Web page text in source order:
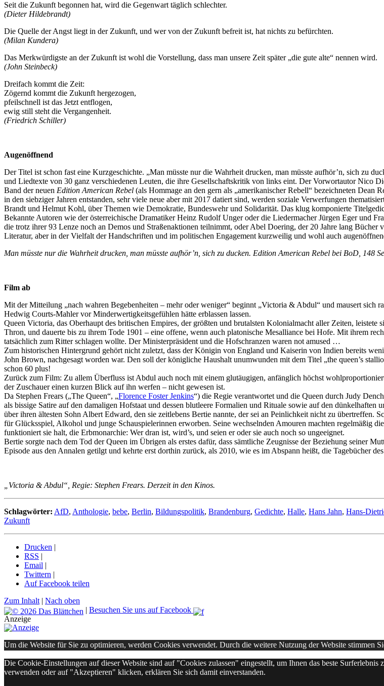
Seit die Zukunft begonnen hat, wird die Gegenwart täglich schlechter.
(Dieter Hildebrandt)
Die Quelle der Angst liegt in der Zukunft, und wer von der Zukunft befreit ist, hat nichts zu befürchten.
(Milan Kundera)
Das Merkwürdigste an der Zukunft ist wohl die Vorstellung, dass man unsere Zeit später „die gute alte“ nennen wird.
(John Steinbeck)
Dreifach kommt die Zeit:
Zögernd kommt die Zukunft hergezogen,
pfeilschnell ist das Jetzt entflogen,
ewig still steht die Vergangenheit.
(Friedrich Schiller)
Augenöffnend
Der Titel ist schon fast eine Kurzgeschichte. „Man müsste nur die Wahrheit drucken, man müsste aufhör’n, sich zu
und Liedtexte von 30 ganz verschiedenen Leuten, die ihre Gesellschaftskritik von links eint. Der Vorwortautor Nico
Band der neuen Edition American Rebel (als Hommage an den gern als „amerikanischer Rebell“ bezeichneten
in den siebziger Jahren entstanden, sehr viele neue aber mit 2017 datiert sind, werden soziale Verwerfungen
Brandt und Helmut Kohl, über Themen wie Demokratie, Bundeswehr und Solidarität. Das klug komponierte
Bekannte Autoren wie der österreichische Dramatiker Heinz Rudolf Unger oder die Liedermacher Jürgen Eger und
die trotz ihrer 93 Lenze noch an Demos und Straßenaktionen teilnimmt, oder Abel Doering, der 20 Jahre lang Bücher
Literatur, aber in der Vielfalt der Handschriften und im politischen Engagement kurzweilig und wohl auch
Man müsste nur die Wahrheit drucken, man müsste aufhör’n, sich zu ducken. Edition American Rebel bei BoD, 148
Film ab
Mit der Mitteilung „nach wahren Begebenheiten – mehr oder weniger“ beginnt „Victoria & Abdul“ und mausert sich
Hedwig Courts-Mahler vor Minderwertigkeitsgefühlen hätte erblassen lassen.
Queen Victoria, das Oberhaupt des britischen Empires, der größten und brutalsten Kolonialmacht aller Zeiten, leistete
Thron, und dauerte bis zu ihrem Tode 1901 – eine offene, wenn auch platonische Mesalliance bei Hofe. Mit ihrem
tatsächlich zum Ritter schlagen wollte. Der Ministerpräsident und die Hofschranzen waren not amused …
Zum historischen Hintergrund gehört nicht zuletzt, dass der Königin von England und Kaiserin von Indien bereits
John Brown, nachgesagt worden war. Den soll der königliche Haushalt unumwunden mit dem Titel „the queen’s
schon 60 plus!
Zurück zum Film: Zu allem Überfluss ist Abdul auch noch mit einem glutäugigen, anfänglich höchst
der Zuschauer einen kurzen Blick auf ihn werfen – nicht gewesen ist.
Da Stephen Frears („The Queen“, „Florence Foster Jenkins“) die Regie verantwortet und die Queen durch Judy
als bissige Satire auf den damaligen Hofstaat und dessen blutleere Formalien und Rituale sowie auf den
über ihren ältesten Sohn Albert Edward, den sie zeitlebens Bertie nannte, der sei an Peinlichkeit nicht zu übertreffen.
für Glücksspiel, Alkohol und junge Schauspielerinnen erworben. Seine wechselnden Amouren machten regelmäßig
funktioniert sie halt, die Erbmonarchie: Wer dran ist, wird’s, und seien er oder sie auch noch so ungeeignet.
Bertie sorgte nach dem Tod der Queen im Übrigen als erstes dafür, dass sämtliche Zeugnisse der Beziehung seiner
Episode aus den Annalen getilgt und kehrte erst dorthin zurück, als 2010, wie es im Abspann heißt, die Tagebücher
„Victoria & Abdul“, Regie: Stephen Frears. Derzeit in den Kinos.
Schlagwörter: AfD, Anthologie, bebe, Berlin, Bildungspolitik, Brandenburg, Gedichte, Halle, Hans Jahn, Hans-
Zukunft
Drucken |
RSS |
Email |
Twittern |
Auf Facebook teilen
Zum Inhalt | Nach oben
| Besuchen Sie uns auf Facebook
Anzeige
Um die Website für Sie zu optimieren, werden Cookies verwendet. Durch die weitere Nutzung der Website stimmen
Die Cookie-Einstellungen auf dieser Website sind auf "Cookies zulassen" eingestellt, um Ihnen das beste
verwenden oder auf "Akzeptieren" klicken, erklären Sie sich damit einverstanden.